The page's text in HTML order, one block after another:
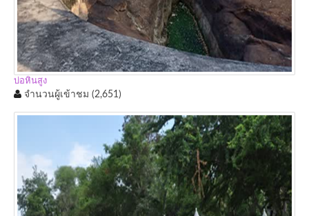
บ่อหินสูง
จำนวนผู้เข้าชม (2,651)